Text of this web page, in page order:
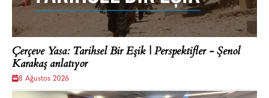
Çerçeve Yasa: Tarihsel Bir Eşik | Perspektifler - Şenol
Karakaş anlatıyor
8 Ağustos 2026